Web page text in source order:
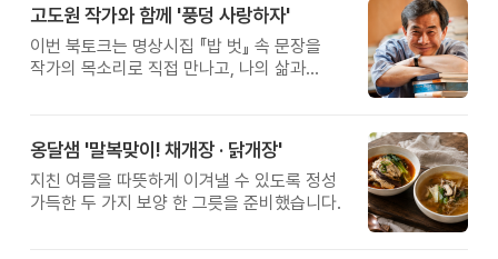
고도원 작가와 함께 '풍덩 사랑하자'
이번 북토크는 명상시집 『밥 벗』 속 문장을
작가의 목소리로 직접 만나고, 나의 삶과
옹달샘 '말복맞이! 채개장 · 닭개장'
지친 여름을 따뜻하게 이겨낼 수 있도록 정성
가득한 두 가지 보양 한 그릇을 준비했습니다.